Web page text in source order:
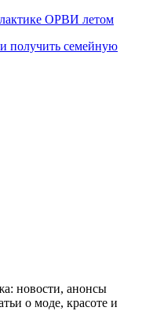
ОРВИ летом
получить семейную
новости, анонсы
о моде, красоте и